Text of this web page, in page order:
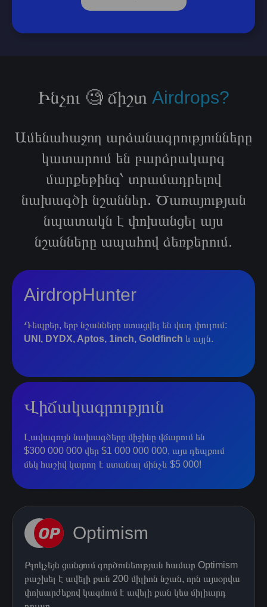
Ինչու 🧐 ճիշտ Airdrops?
Ամենահաջող արձանագրությունները
կատարում են բարձրակարգ
մարքեթինգ՝ տրամադրելով
նախագծի նշաններ. Ծառայության
նպատակն է փոխանցել այս
նշանները ապահով ձեռքերում.
AirdropHunter
Դեպքեր, երբ նշանները ստացվել են վաղ փուլում:
UNI, DYDX, Aptos, 1inch, Goldfinch և այլն.
Վիճակագրություն
Լավագույն նախագծերը միջինը վճարում են
$300 000 000 վեր $1 000 000 000, այս դեպքում
մեկ հաշիվ կարող է ստանալ մինչև $5 000!
Optimism
Բլոկչեյն ցանցում գործունեության համար Optimism
բաշխել է ավելի քան 200 միլիոն նշան, որն այսօրվա
փոխարժեքով կազմում է ավելի քան կես միլիարդ